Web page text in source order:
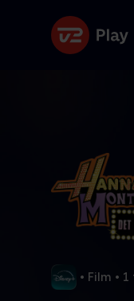
• Film • 1